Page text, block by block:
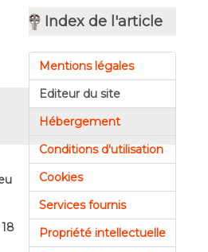
Index de l'article
Mentions légales
Editeur du site
Hébergement
Conditions d'utilisation
Cookies
Services fournis
Propriété intellectuelle